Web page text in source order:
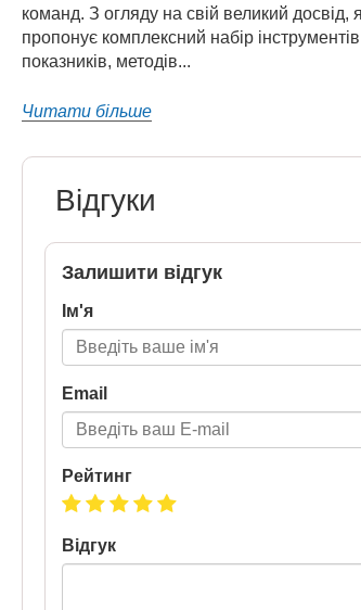
команд. З огляду на свій великий досвід,
пропонує комплексний набір
показників, методів...
Читати більше
Відгуки
Залишити відгук
Ім'я
Email
Рейтинг
Відгук